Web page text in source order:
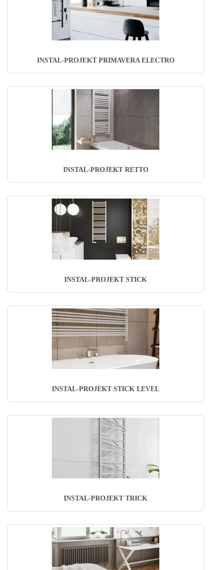
INSTAL-PROJEKT PRIMAVERA ELECTRO
INSTAL-PROJEKT RETTO
INSTAL-PROJEKT STICK
INSTAL-PROJEKT STICK LEVEL
INSTAL-PROJEKT TRICK